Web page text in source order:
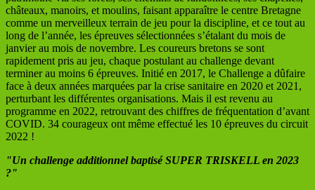
châteaux, manoirs, et moulins, faisant apparaître le centre Bretagne
comme un merveilleux terrain de jeu pour la discipline, et ce tout au
long de l’année, les épreuves sélectionnées s’étalant du mois de
janvier au mois de novembre. Les coureurs bretons se sont
rapidement pris au jeu, chaque postulant au challenge devant
terminer au moins 6 épreuves. Initié en 2017, le Challenge a dûfaire
face à deux années marquées par la crise sanitaire en 2020 et 2021,
perturbant les différentes organisations. Mais il est revenu au
programme en 2022, retrouvant des chiffres de fréquentation d’avant
COVID. 34 courageux ont même effectué les 10 épreuves du circuit
2022 !
"Un challenge additionnel baptisé SUPER TRISKELL en 2023
?"